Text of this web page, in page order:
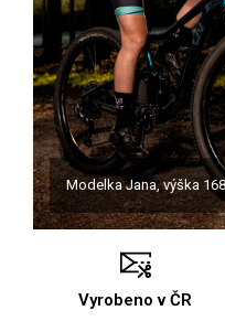
Modelka Jana, výška
Vyrobeno v ČR